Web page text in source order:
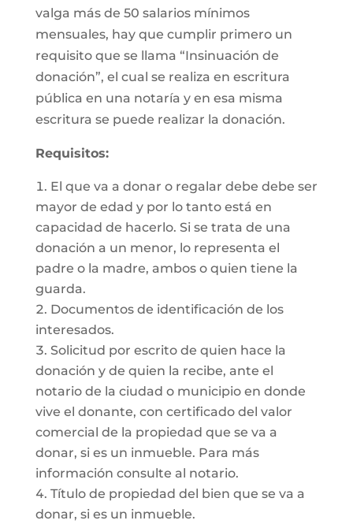
valga más de 50 salarios mínimos
mensuales, hay que cumplir primero un
requisito que se llama “Insinuación de
donación”, el cual se realiza en escritura
pública en una notaría y en esa misma
escritura se puede realizar la donación.
Requisitos:
El que va a donar o regalar debe debe ser
mayor de edad y por lo tanto está en
capacidad de hacerlo. Si se trata de una
donación a un menor, lo representa el
padre o la madre, ambos o quien tiene la
guarda.
Documentos de identificación de los
interesados.
Solicitud por escrito de quien hace la
donación y de quien la recibe, ante el
notario de la ciudad o municipio en donde
vive el donante, con certificado del valor
comercial de la propiedad que se va a
donar, si es un inmueble. Para más
información consulte al notario.
Título de propiedad del bien que se va a
donar, si es un inmueble.